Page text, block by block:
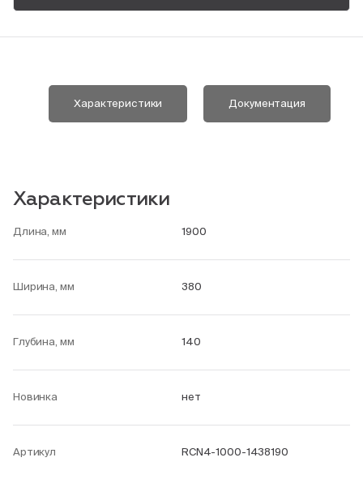
Характеристики Документация
Характеристики
Длина, мм 1900
Ширина, мм 380
Глубина, мм 140
Новинка нет
Артикул RCN4-1000-1438190